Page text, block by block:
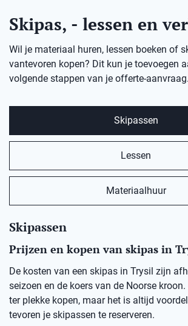
Skipas, - lessen en
Wil je materiaal huren, lessen boeken of
vantevoren kopen? Dit kun je toevoegen
volgende stappen van je offerte-aanvraag.
Skipassen
Lessen
Materiaalhuur
Skipassen
Prijzen en kopen van skipas in
De kosten van een skipas in Trysil zijn
seizoen en de koers van de Noorse
ter plekke kopen, maar het is altijd
tevoren je skipassen te reserveren.